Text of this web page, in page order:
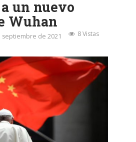
un nuevo
Wuhan
septiembre de 2021 8 Vistas